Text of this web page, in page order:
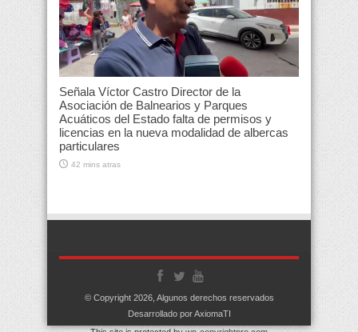
Señala Víctor Castro Director de la
Asociación de Balnearios y Parques
Acuáticos del Estado falta de permisos y
licencias en la nueva modalidad de albercas
particulares
42 mins atras
© Copyright 2026, Algunos derechos reservados
Desarrollado por AxiomaTI